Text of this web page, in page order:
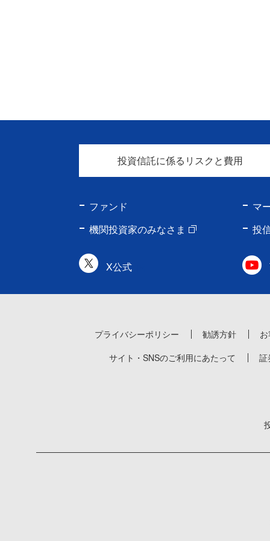
投資信託に係るリスクと費用
ファンド マ
機関投資家のみなさま
投
X公式
プライバシーポリシー 勧誘方針
サイト・SNSのご利用にあたって
証